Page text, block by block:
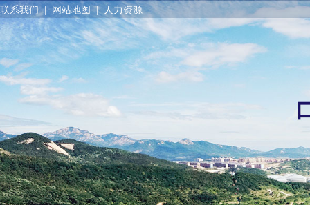
联系我们 | 网站地图 | 人力资源